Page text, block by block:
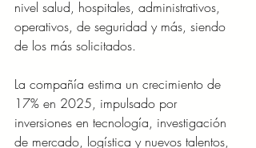
nivel salud, hospitales, administrativos,
operativos, de seguridad y más, siendo
de los más solicitados.
La compañía estima un crecimiento de
17% en 2025, impulsado por
inversiones en tecnología, investigación
de mercado, logística y nuevos talentos,